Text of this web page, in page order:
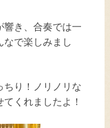
響き、合奏では一
なで楽しみまし
ちり！ノリノリな
くれましたよ！